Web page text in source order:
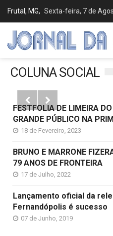
Frutal, MG, Sexta-feira, 7 de
COLUNA SOCIAL
 
FESTFOLIA DE LIMEIRA
GRANDE PÚBLICO NA
18 de Fevereiro, 2023
BRUNO E MARRONE
79 ANOS DE FRONTEIRA
17 de Julho, 2022
Lançamento oficial da
Fernandópolis é sucesso
07 de Junho, 2019